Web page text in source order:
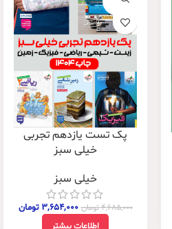
پک تست یازدهم تجربی
خیلی سبز
خیلی سبز
۴,۶۸۵,۰۰۰تومان ۳,۶۵۴,۰۰۰ تومان
اطلاعات بیشتر